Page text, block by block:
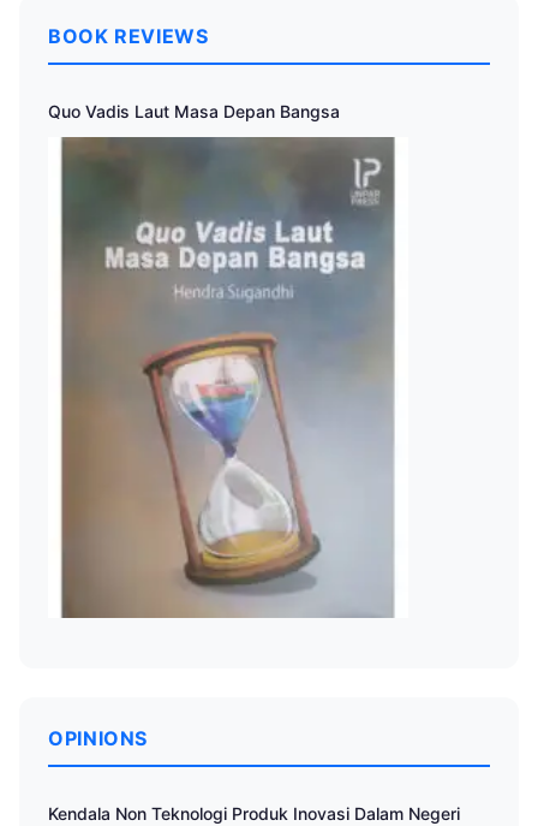
BOOK REVIEWS
Quo Vadis Laut Masa Depan Bangsa
OPINIONS
Kendala Non Teknologi Produk Inovasi Dalam Negeri